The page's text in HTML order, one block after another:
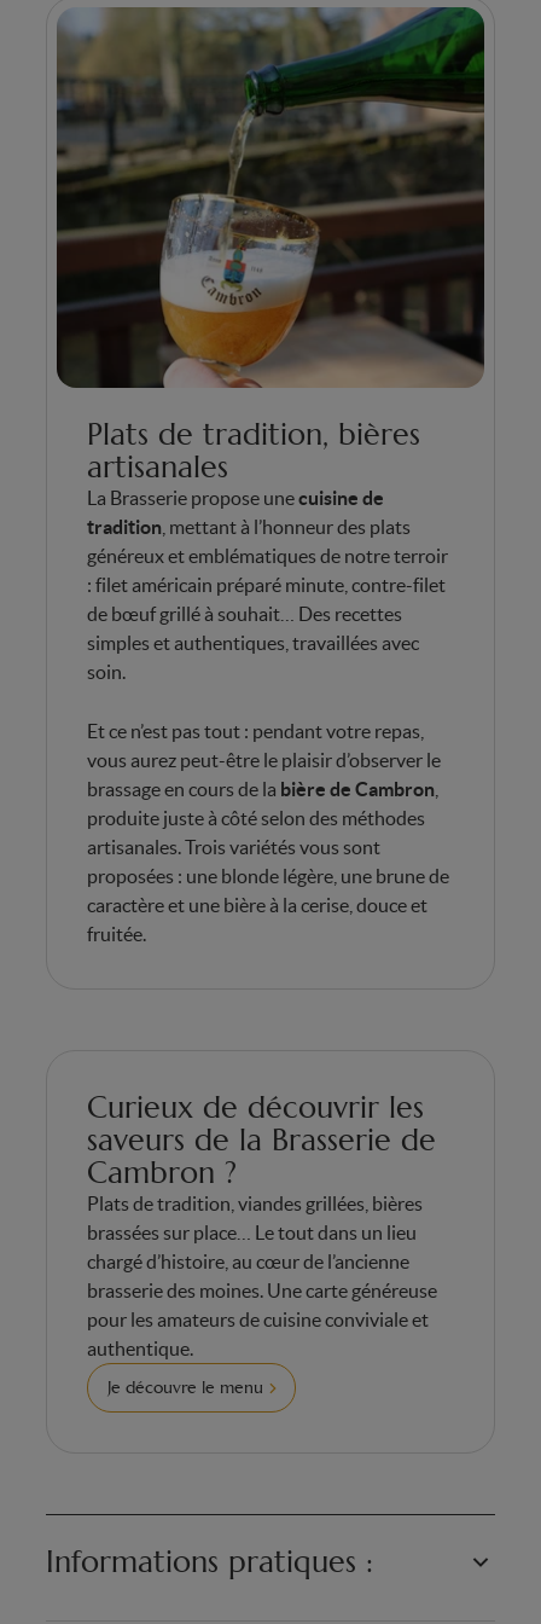
Plats de tradition, bières
artisanales
La Brasserie propose unecuisine de
tradition , mettant à l’honneur des plats
généreux et emblématiques de notre terroir
: filet américain préparé minute, contre-filet
de bœuf grillé à souhait… Des recettes
simples et authentiques, travaillées avec
soin.
Et ce n’est pas tout : pendant votre repas,
vous aurez peut-être le plaisir d’observer le
brassage en cours de la bière de Cambron
produite juste à côté selon des méthodes
artisanales. Trois variétés vous sont
proposées : une blonde légère, une brune de
caractère et une bière à la cerise, douce et
fruitée.
Curieux de découvrir les
saveurs de la Brasserie de
Cambron ?
Plats de tradition, viandes grillées, bières
brassées sur place… Le tout dans un lieu
chargé d’histoire, au cœur de l’ancienne
brasserie des moines. Une carte généreuse
pour les amateurs de cuisine conviviale et
authentique.
Je découvre le menu
Informations pratiques :